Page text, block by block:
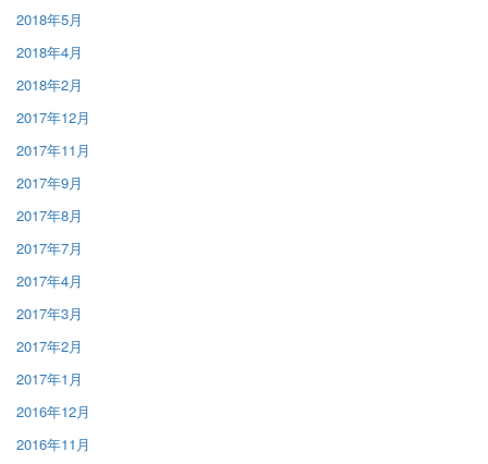
2018年5月
2018年4月
2018年2月
2017年12月
2017年11月
2017年9月
2017年8月
2017年7月
2017年4月
2017年3月
2017年2月
2017年1月
2016年12月
2016年11月